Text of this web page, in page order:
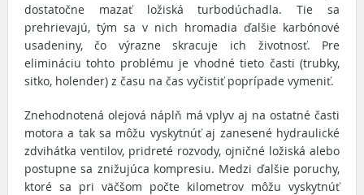
dostatočne mazať ložiská turbodúchadla. Tie sa
prehrievajú, tým sa v nich hromadia ďalšie karbónové
usadeniny, čo výrazne skracuje ich životnosť. Pre
elimináciu tohto problému je vhodné tieto časti (trubky,
sitko, holender) z času na čas vyčistiť poprípade vymeniť.
Znehodnotená olejová náplň má vplyv aj na ostatné časti
motora a tak sa môžu vyskytnúť aj zanesené hydraulické
zdvihátka ventilov, pridreté rozvody, ojničné ložiská alebo
postupne sa znižujúca kompresiu. Medzi ďalšie poruchy,
ktoré sa pri väčšom počte kilometrov môžu vyskytnúť